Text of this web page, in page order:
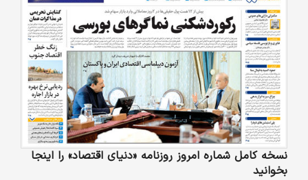
نسخه کامل شماره امروز روزنامه «دنیای‌ اقتصاد» را اینجا
بخوانید